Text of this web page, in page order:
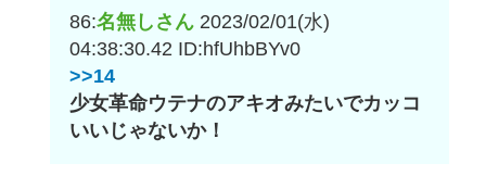
86:名無しさん 2023/02/01(水)
04:38:30.42 ID:hfUhbBYv0
>>14
少女革命ウテナのアキオみたいでカッコ
いいじゃないか！